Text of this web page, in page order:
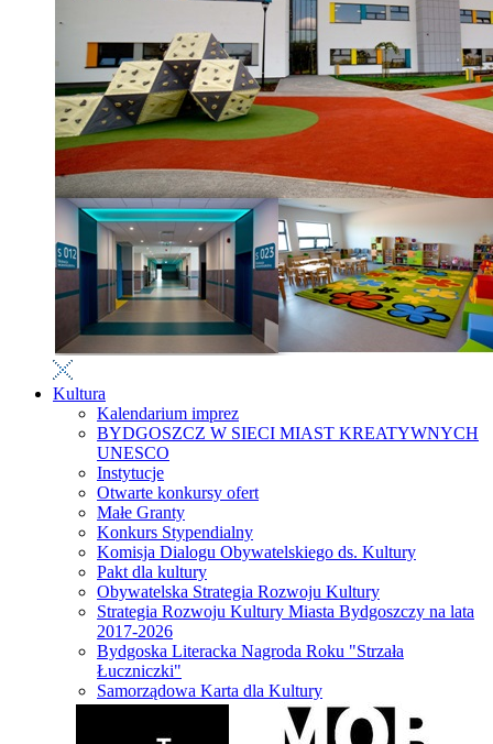
Kultura
Kalendarium imprez
BYDGOSZCZ W SIECI MIAST KREATYWNYCH
UNESCO
Instytucje
Otwarte konkursy ofert
Małe Granty
Konkurs Stypendialny
Komisja Dialogu Obywatelskiego ds. Kultury
Pakt dla kultury
Obywatelska Strategia Rozwoju Kultury
Strategia Rozwoju Kultury Miasta Bydgoszczy na lata
2017-2026
Bydgoska Literacka Nagroda Roku "Strzała
Łuczniczki"
Samorządowa Karta dla Kultury